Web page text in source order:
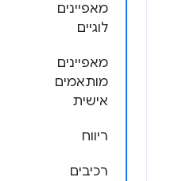
מאפיינים
לוגיים
מאפיינים
מותאמים
אישית
ריווח
רכיבים